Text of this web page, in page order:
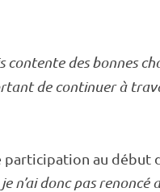
contente des bonnes
de continuer à
au début
n’ai donc pas renoncé